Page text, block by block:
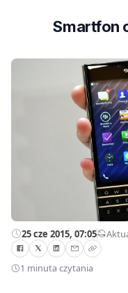
Smartfon
25 cze 2015, 07:05—
1 minuta czytania